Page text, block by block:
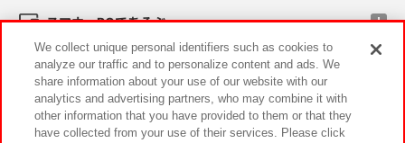
スマホ・PCであそぶ
イベント・キャンペーン
We collect unique personal identifiers such as cookies to
analyze our traffic and to personalize content and ads. We
share information about your use of our website with our
analytics and advertising partners, who may combine it with
other information that you have provided to them or that they
have collected from your use of their services. Please click